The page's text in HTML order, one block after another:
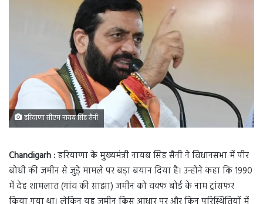
हरियाणा सीएम नायब सिंह सैनी
Chandigarh :हरियाणा के मुख्यमंत्री नायब सिंह सैनी ने विधानसभा में पीर
बोधी की जमीन से जुड़े मामले पर बड़ा बयान दिया है। उन्होंने कहा कि 1990
में देह शामलात (गांव की साझा) जमीन को वक्फ बोर्ड के नाम ट्रांसफर